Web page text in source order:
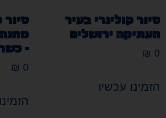
סיור קולינרי בעיר
העתיקה ירושלים
₪ 0
הזמינו עכשיו
סיור
-
₪ 0